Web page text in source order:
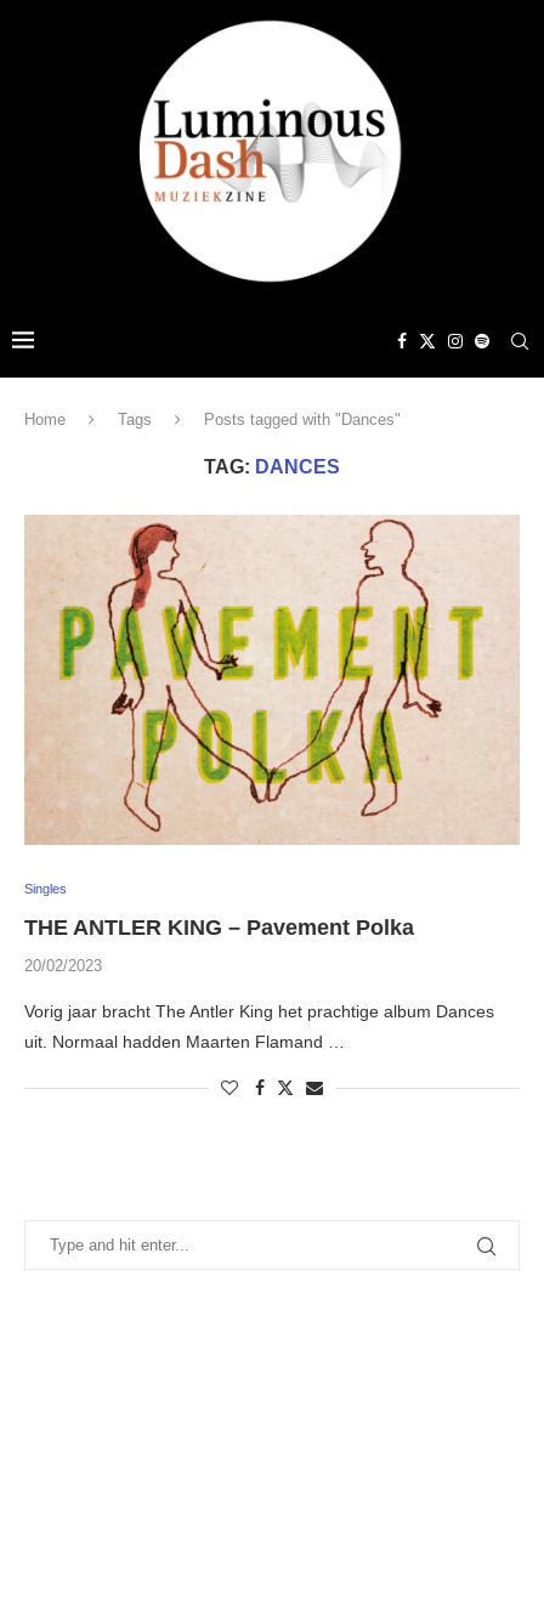
Home Tags Posts tagged with "Dances"
TAG: DANCES
Singles
THE ANTLER KING – Pavement Polka
20/02/2023
Vorig jaar bracht The Antler King het prachtige album Dances
uit. Normaal hadden Maarten Flamand …